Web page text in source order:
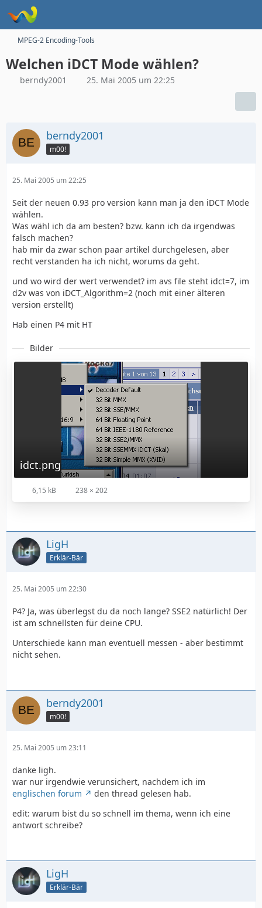
MPEG-2 Encoding-Tools
Welchen iDCT Mode wählen?
berndy2001 25. Mai 2005 um 22:25
berndy2001
m00!
25. Mai 2005 um 22:25
Seit der neuen 0.93 pro version kann man ja den iDCT Mode
wählen.
Was wähl ich da am besten? bzw. kann ich da irgendwas
falsch machen?
hab mir da zwar schon paar artikel durchgelesen, aber
recht verstanden ha ich nicht, worums da geht.
und wo wird der wert verwendet? im avs file steht idct=7, im
d2v was von iDCT_Algorithm=2 (noch mit einer älteren
version erstellt)
Hab einen P4 mit HT
Bilder
idct.png
6,15 kB 238 × 202
LigH
Erklär-Bär
25. Mai 2005 um 22:30
P4? Ja, was überlegst du da noch lange? SSE2 natürlich! Der
ist am schnellsten für deine CPU.
Unterschiede kann man eventuell messen - aber bestimmt
nicht sehen.
berndy2001
m00!
25. Mai 2005 um 23:11
danke ligh.
war nur irgendwie verunsichert, nachdem ich im
englischen forum
den thread gelesen hab.
edit: warum bist du so schnell im thema, wenn ich eine
antwort schreibe?
LigH
Erklär-Bär